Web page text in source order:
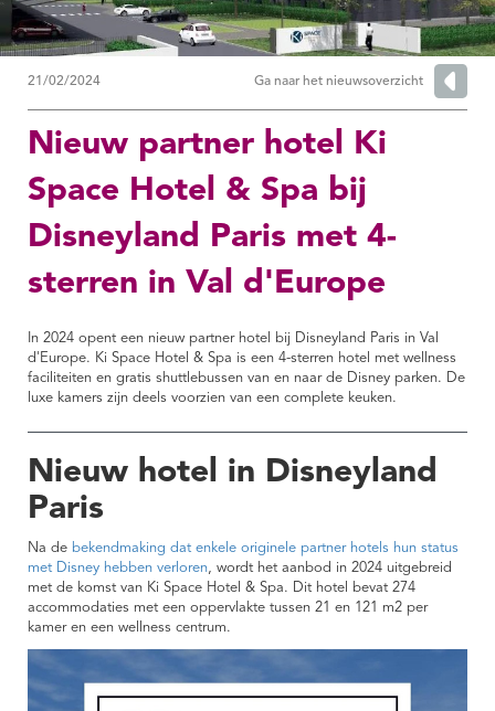
21/02/2024 Ga naar het nieuwsoverzicht
Nieuw partner hotel Ki
Space Hotel & Spa bij
Disneyland Paris met 4-
sterren in Val d'Europe
In 2024 opent een nieuw partner hotel bij Disneyland Paris in Val
d'Europe. Ki Space Hotel & Spa is een 4-sterren hotel met wellness
faciliteiten en gratis shuttlebussen van en naar de Disney parken. De
luxe kamers zijn deels voorzien van een complete keuken.
Nieuw hotel in Disneyland
Paris
Na de bekendmaking dat enkele originele partner hotels hun status
met Disney hebben verloren, wordt het aanbod in 2024 uitgebreid
met de komst van Ki Space Hotel & Spa. Dit hotel bevat 274
accommodaties met een oppervlakte tussen 21 en 121 m2 per
kamer en een wellness centrum.